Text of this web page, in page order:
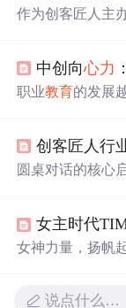
构」的四维体系
作为创客匠人主
共创，到 2025
对 IP打造、AI 应
合作伙伴，实现
历的不是简单的
中创向心力
职业教育的发展
如何提升职业院校的国家
应当了解发达国
合先进国家职业
圆桌对话的核心
向 “专业价值 +
客匠人服务的知
女主时代
女神力量，扬帆
性，共同见证品牌
说点什么…